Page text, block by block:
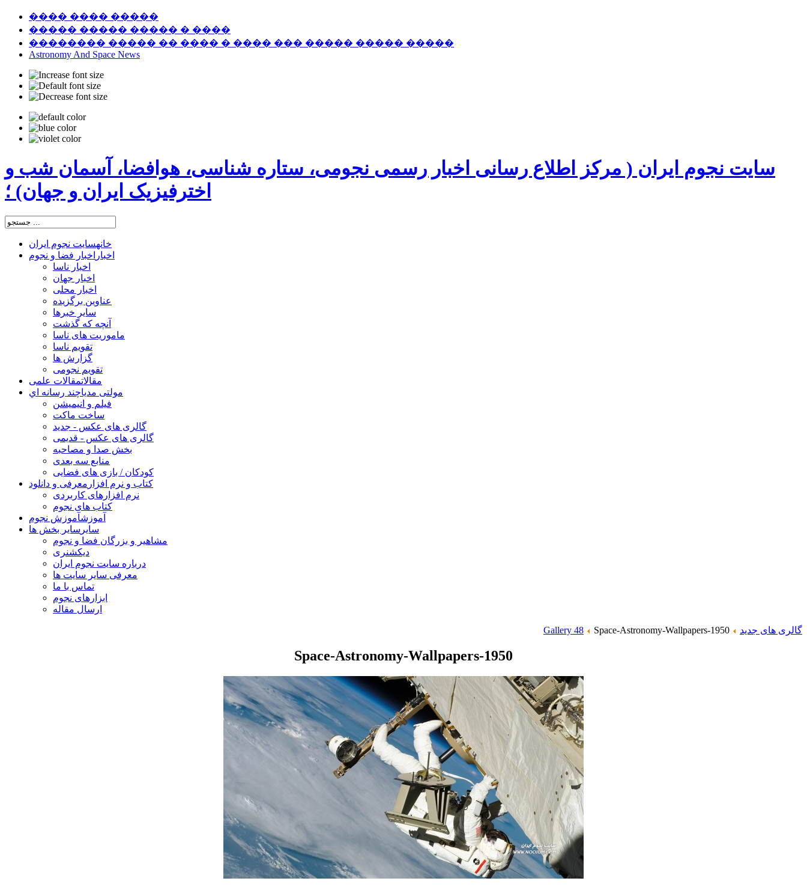
���� ���� �����
����� ����� ����� � ����
�������� ����� �� ���� � ���� ��� ����� ����� �����
Astronomy And Space News
سایت نجوم ایران ( مرکز اطلاع رسانی اخبار رسمی نجومی، ستاره شناسی، هوافضا، آسمان شب و
اخترفیزیک ایران و جهان) ؛
خانهسایت نجوم ایران
اخبار اخبار فضا و نجوم
اخبار ناسا
اخبار جهان
اخبار محلی
عناوین برگزیده
سایر خبرها
آنچه که گذشت
ماموریت های ناسا
تقویم ناسا
گزارش ها
تقویم نجومی
مقالاتمقالات علمی
مولتی مدیاچند رسانه اي
فیلم و انیمیشن
ساخت ماکت
گالری های عکس - جدید
گالری های عکس - قدیمی
بخش صدا و مصاحبه
منابع سه بعدی
کودکان / بازی های فضایی
کتاب و نرم افزار معرفی و دانلود
نرم افزارهای کاربردی
کتاب های نجوم
آموزشآموزش نجوم
سایر سایر بخش ها
مشاهیر و بزرگان فضا و نجوم
دیکشنری
درباره سایت نجوم ایران
معرفی سایر سایت ها
تماس با ما
ابزارهای نجوم
ارسال مقاله
گالری های جدید Gallery 48 Space-Astronomy-Wallpapers-1950
Space-Astronomy-Wallpapers-1950